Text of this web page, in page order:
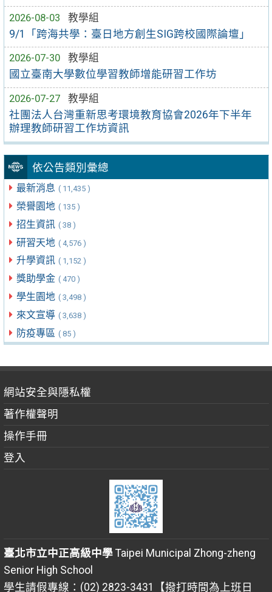
2026-08-03
教學組
9/1「跨海共學：臺日地方創生SIG跨校國際論壇」
2026-07-30
教學組
國立臺南大學數位學習教師增能研習工作坊
2026-07-27
教學組
社團法人台灣重新思考環境教育協會2026年下半年
辦理教師研習工作坊資訊
依公告類別彙總
最新消息 ( 11,435 )
榮譽園地 ( 135 )
招生資訊 ( 38 )
研習天地 ( 4,576 )
升學資訊 ( 1,152 )
獎助學金 ( 470 )
學生園地 ( 3,498 )
來文宣導 ( 3,638 )
防疫專區 ( 85 )
網站安全與隱私權
著作權聲明
操作手冊
登入
臺北市立中正高級中學Taipei Municipal Zhong-zheng
Senior High School
學生請假專線：(02) 2823-3431【撥打時間為上班日